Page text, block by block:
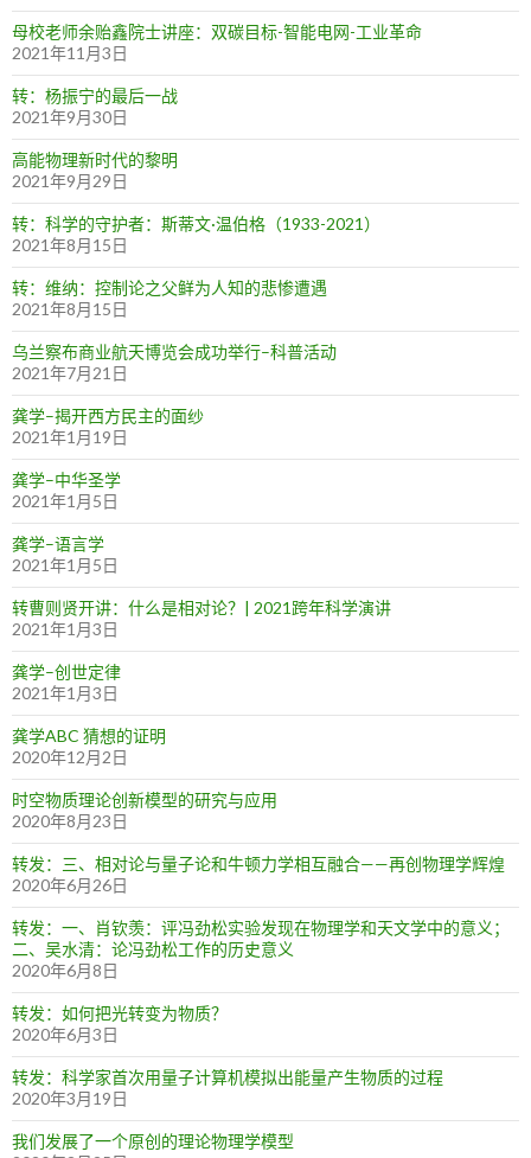
母校老师余贻鑫院士讲座：双碳目标-智能电网-工业革命
2021年11月3日
转：杨振宁的最后一战
2021年9月30日
高能物理新时代的黎明
2021年9月29日
转：科学的守护者：斯蒂文·温伯格（1933-2021）
2021年8月15日
转：维纳：控制论之父鲜为人知的悲惨遭遇
2021年8月15日
乌兰察布商业航天博览会成功举行–科普活动
2021年7月21日
龚学–揭开西方民主的面纱
2021年1月19日
龚学–中华圣学
2021年1月5日
龚学–语言学
2021年1月5日
转曹则贤开讲：什么是相对论？| 2021跨年科学演讲
2021年1月3日
龚学–创世定律
2021年1月3日
龚学ABC 猜想的证明
2020年12月2日
时空物质理论创新模型的研究与应用
2020年8月23日
转发：三、相对论与量子论和牛顿力学相互融合——再创物理学辉煌
2020年6月26日
转发：一、肖钦羡：评冯劲松实验发现在物理学和天文学中的意义；
二、吴水清：论冯劲松工作的历史意义
2020年6月8日
转发：如何把光转变为物质？
2020年6月3日
转发：科学家首次用量子计算机模拟出能量产生物质的过程
2020年3月19日
我们发展了一个原创的理论物理学模型